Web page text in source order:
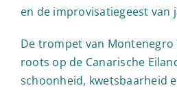
en de improvisatiegeest van
De trompet van
roots op de Canarische
schoonheid, kwetsbaarheid